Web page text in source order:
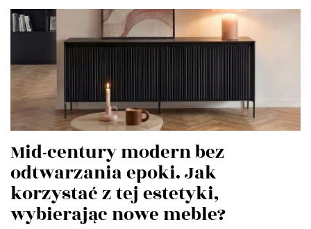
Mid-century modern bez
odtwarzania epoki. Jak
korzystać z tej estetyki,
wybierając nowe meble?